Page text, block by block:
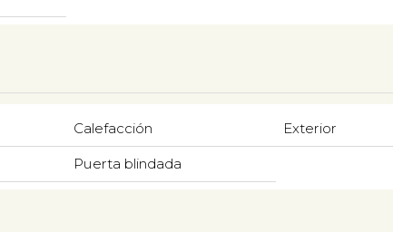
Calefacción Exterior
Puerta blindada